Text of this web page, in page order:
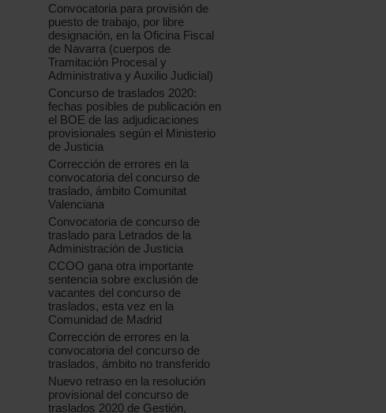
Convocatoria para provisión de
puesto de trabajo, por libre
designación, en la Oficina Fiscal
de Navarra (cuerpos de
Tramitación Procesal y
Administrativa y Auxilio Judicial)
Concurso de traslados 2020:
fechas posibles de publicación en
el BOE de las adjudicaciones
provisionales según el Ministerio
de Justicia
Corrección de errores en la
convocatoria del concurso de
traslado, ámbito Comunitat
Valenciana
Convocatoria de concurso de
traslado para Letrados de la
Administración de Justicia
CCOO gana otra importante
sentencia sobre exclusión de
vacantes del concurso de
traslados, esta vez en la
Comunidad de Madrid
Corrección de errores en la
convocatoria del concurso de
traslados, ámbito no transferido
Nuevo retraso en la resolución
provisional del concurso de
traslados 2020 de Gestión,